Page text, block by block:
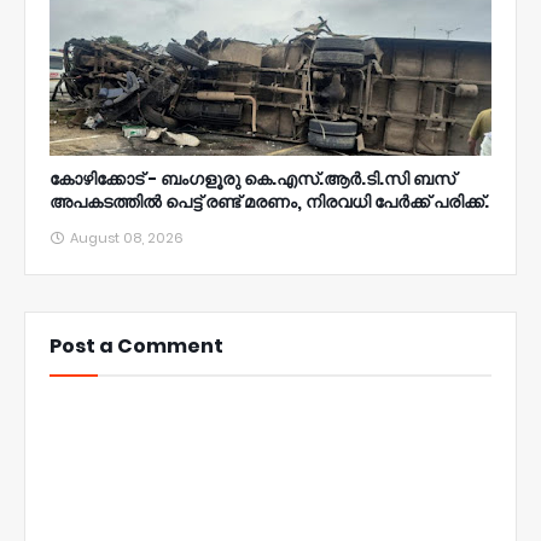
കോഴിക്കോട് - ബംഗളൂരു കെ.എസ്.ആർ.ടി.സി ബസ്
അപകടത്തിൽ പെട്ട് രണ്ട് മരണം, നിരവധി പേർക്ക് പരിക്ക്.
August 08, 2026
Post a Comment